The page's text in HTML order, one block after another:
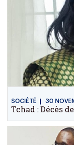
SOCIÉTÉ 30
Tchad : Décès